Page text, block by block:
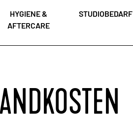
HYGIENE &
AFTERCARE
STUDIOBEDARF